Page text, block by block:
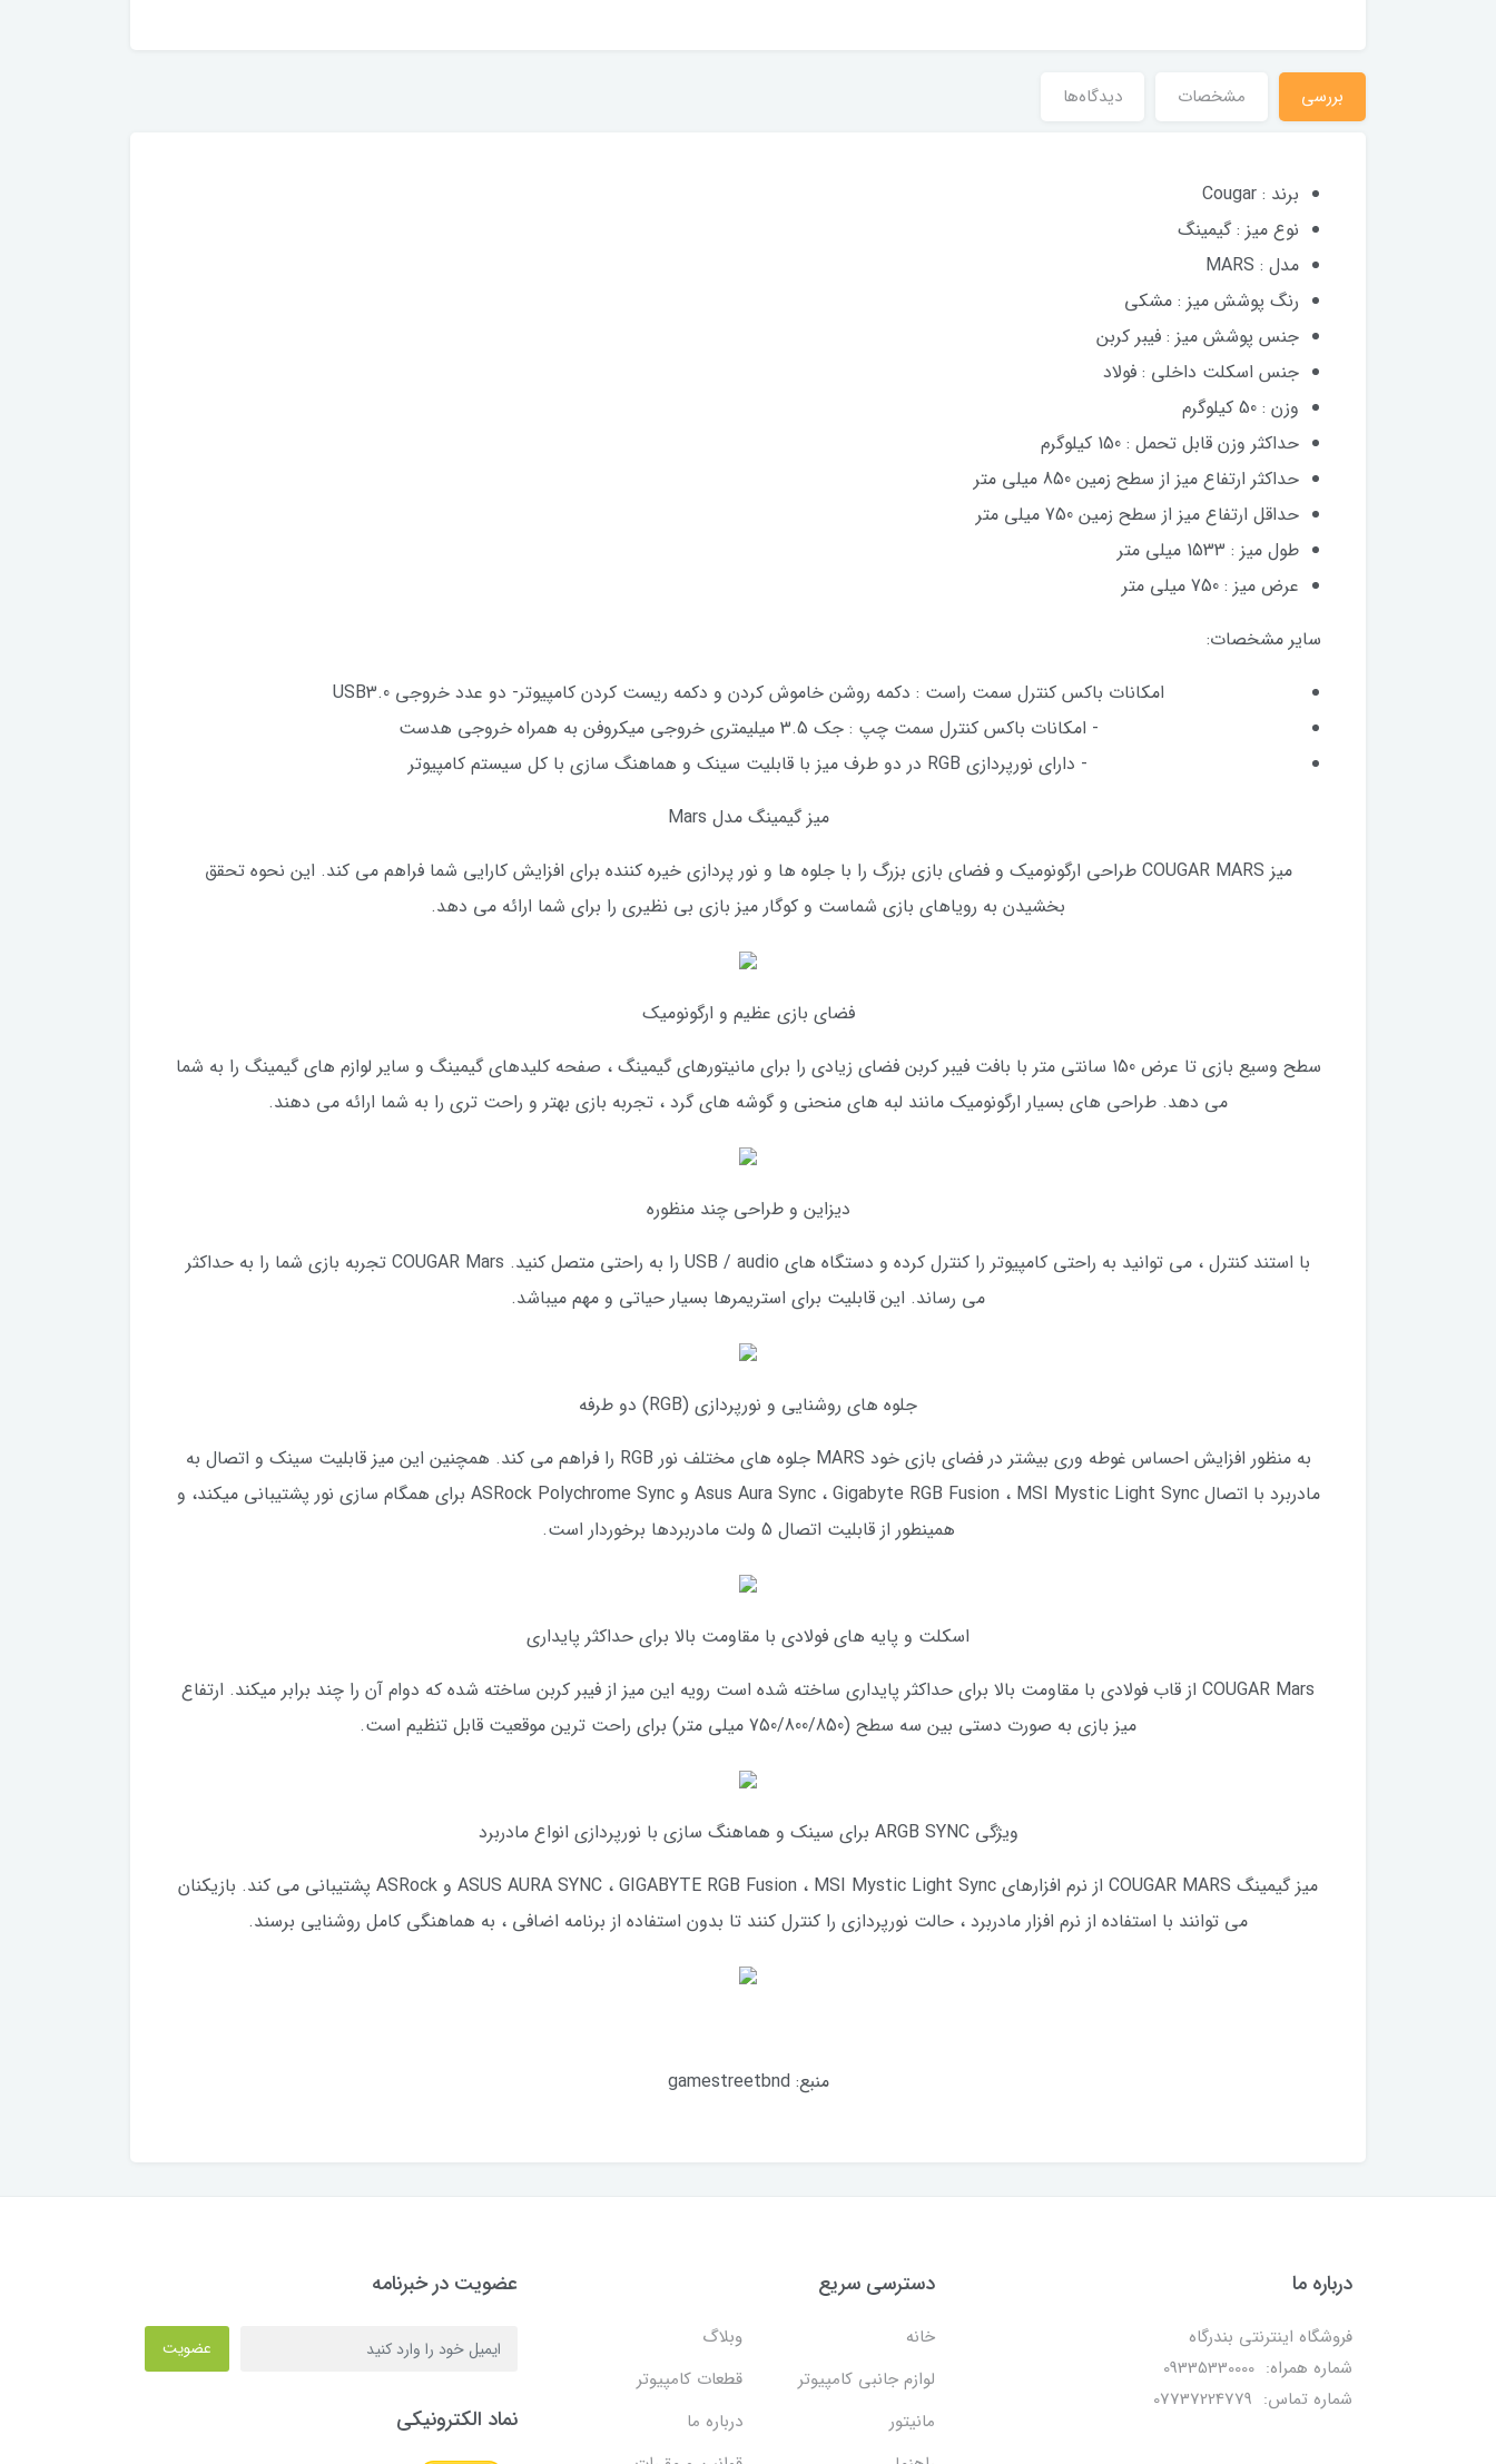
بررسی مشخصات دیدگاه‌ها
برند : Cougar
نوع میز : گیمینگ
مدل : MARS
رنگ پوشش میز : مشکی
جنس پوشش میز : فیبر کربن
جنس اسکلت داخلی : فولاد
وزن : 50 کیلوگرم
حداکثر وزن قابل تحمل : 150 کیلوگرم
حداکثر ارتفاع میز از سطح زمین 850 میلی متر
حداقل ارتفاع میز از سطح زمین 750 میلی متر
طول میز : 1533 میلی متر
عرض میز : 750 میلی متر
سایر مشخصات:
امکانات باکس کنترل سمت راست : دکمه روشن خاموش کردن و دکمه ریست کردن کامپیوتر- دو عدد خروجی USB3.0
- امکانات باکس کنترل سمت چپ : جک 3.5 میلیمتری خروجی میکروفن به همراه خروجی هدست
- دارای نورپردازی RGB در دو طرف میز با قابلیت سینک و هماهنگ سازی با کل سیستم کامپیوتر
میز گیمینگ مدل Mars
میز COUGAR MARS طراحی ارگونومیک و فضای بازی بزرگ را با جلوه ها و نور پردازی خیره کننده برای افزایش کارایی شما فراهم می کند. این نحوه تحقق
بخشیدن به رویاهای بازی شماست و کوگار میز بازی بی نظیری را برای شما ارائه می دهد.
فضای بازی عظیم و ارگونومیک
سطح وسیع بازی تا عرض 150 سانتی متر با بافت فیبر کربن فضای زیادی را برای مانیتورهای گیمینگ ، صفحه کلیدهای گیمینگ و سایر لوازم های گیمینگ را به شما
می دهد. طراحی های بسیار ارگونومیک مانند لبه های منحنی و گوشه های گرد ، تجربه بازی بهتر و راحت تری را به شما ارائه می دهند.
دیزاین و طراحی چند منظوره
با استند کنترل ، می توانید به راحتی کامپیوتر را کنترل کرده و دستگاه های USB / audio را به راحتی متصل کنید. COUGAR Mars تجربه بازی شما را به حداکثر
می رساند. این قابلیت برای استریمرها بسیار حیاتی و مهم میباشد.
جلوه های روشنایی و نورپردازی (RGB) دو طرفه
به منظور افزایش احساس غوطه وری بیشتر در فضای بازی خود MARS جلوه های مختلف نور RGB را فراهم می کند. همچنین این میز قابلیت سینک و اتصال به
مادربرد با اتصال Asus Aura Sync ، Gigabyte RGB Fusion ، MSI Mystic Light Sync و ASRock Polychrome Sync برای همگام سازی نور پشتیبانی میکند، و
همینطور از قابلیت اتصال 5 ولت مادربردها برخوردار است.
اسکلت و پایه های فولادی با مقاومت بالا برای حداکثر پایداری
COUGAR Mars از قاب فولادی با مقاومت بالا برای حداکثر پایداری ساخته شده است رویه این میز از فیبر کربن ساخته شده که دوام آن را چند برابر میکند. ارتفاع
میز بازی به صورت دستی بین سه سطح (750/800/850 میلی متر) برای راحت ترین موقعیت قابل تنظیم است.
ویژگی ARGB SYNC برای سینک و هماهنگ سازی با نورپردازی انواع مادربرد
میز گیمینگ COUGAR MARS از نرم افزارهای ASUS AURA SYNC ، GIGABYTE RGB Fusion ، MSI Mystic Light Sync و ASRock پشتیبانی می کند. بازیکنان
می توانند با استفاده از نرم افزار مادربرد ، حالت نورپردازی را کنترل کنند تا بدون استفاده از برنامه اضافی ، به هماهنگی کامل روشنایی برسند.
منبع: gamestreetbnd
درباره ما
فروشگاه اینترنتی بندرگاه
شماره همراه: 09335330000
شماره تماس: 07737224779
دسترسی سریع
خانه
وبلاگ
لوازم جانبی کامپیوتر
قطعات کامپیوتر
مانیتور
درباره ما
عضویت در خبرنامه
عضویت
نماد الکترونیکی